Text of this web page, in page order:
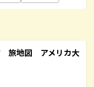
旅地図 アメリカ大